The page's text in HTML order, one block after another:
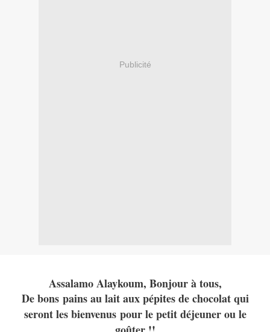
Publicité
Assalamo Alaykoum, Bonjour à tous,
De bons pains au lait aux pépites de chocolat qui
seront les bienvenus pour le petit déjeuner ou le